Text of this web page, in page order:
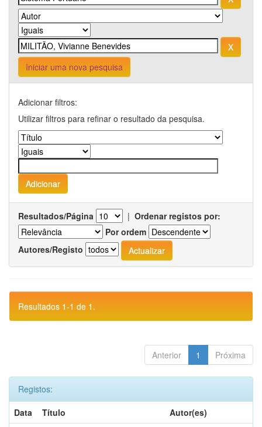
Iniciar uma nova pesquisa
Adicionar filtros:
Utilizar filtros para refinar o resultado da pesquisa.
Resultados/Página | Ordenar registos por:
Por ordem
Autores/Registo
Resultados 1-1 de 1.
Anterior 1 Próxima
Registos:
Data
Título
Autor(es)